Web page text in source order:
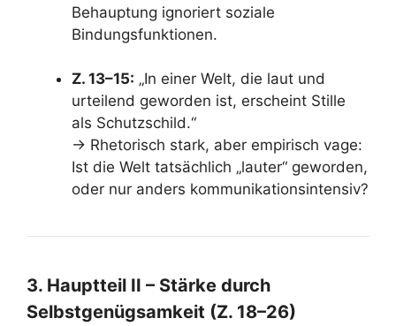
Behauptung ignoriert soziale
Bindungsfunktionen.
Z. 13–15: „In einer Welt, die laut und
urteilend geworden ist, erscheint Stille
als Schutzschild.“
→ Rhetorisch stark, aber empirisch vage:
Ist die Welt tatsächlich „lauter“ geworden,
oder nur anders kommunikationsintensiv?
3. Hauptteil II – Stärke durch
Selbstgenügsamkeit (Z. 18–26)